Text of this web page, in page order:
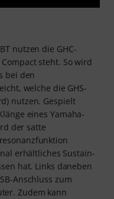
nutzen die GHC-
steht. So wird
bei den
welche die GHS-
nutzen. Gespielt
eines Yamaha-
der satte
erhältliches Sustain-
hat. Links daneben
Anschluss zum
Zudem kann